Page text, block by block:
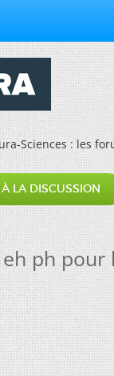
Sciences : les
LA DISCUSSION
ph pour